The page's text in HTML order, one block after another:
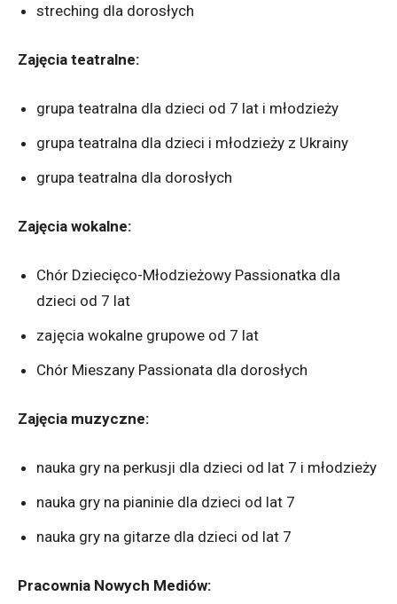
streching dla dorosłych
Zajęcia teatralne:
grupa teatralna dla dzieci od 7 lat i młodzieży
grupa teatralna dla dzieci i młodzieży z Ukrainy
grupa teatralna dla dorosłych
Zajęcia wokalne:
Chór Dziecięco-Młodzieżowy Passionatka dla
dzieci od 7 lat
zajęcia wokalne grupowe od 7 lat
Chór Mieszany Passionata dla dorosłych
Zajęcia muzyczne:
nauka gry na perkusji dla dzieci od lat 7 i młodzieży
nauka gry na pianinie dla dzieci od lat 7
nauka gry na gitarze dla dzieci od lat 7
Pracownia Nowych Mediów: